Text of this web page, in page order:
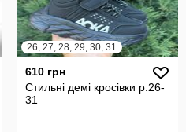
26, 27, 28, 29, 30, 31
610 грн
Стильні демі кросівки р.26-
31